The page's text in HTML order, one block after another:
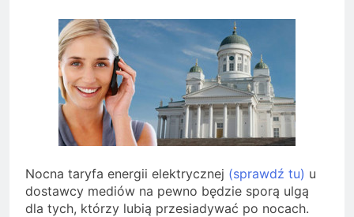
Nocna taryfa energii elektrycznej (sprawdź tu) u
dostawcy mediów na pewno będzie sporą ulgą
dla tych, którzy lubią przesiadywać po nocach.